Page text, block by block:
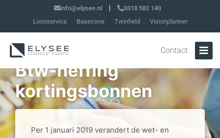
info@elysee.nl
0318 582 140
Loonservice
Basecone Twinfield Visionplanner
Contact
Btw-heffing
kortingsbonnen
Per 1 januari 2019 verandert de wet- en